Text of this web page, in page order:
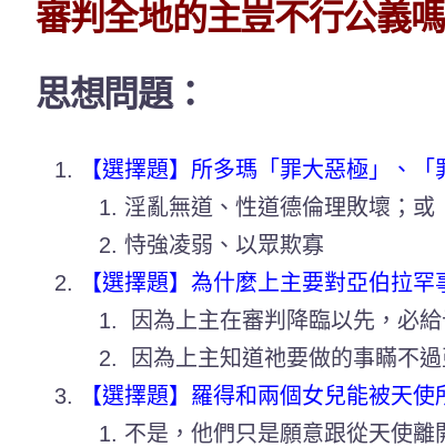
審判全地的主豈不行公義嗎
思想問題：
【選擇題】所多瑪「罪大惡極」、
淫亂無道、性道德倫理敗壞；或
恃強凌弱、以眾欺寡
【選擇題】 為什麼上主要對亞伯拉罕
因為上主在審判降臨以先，必
因為上主知道祂要做的事瞞不
【選擇題】羅得和兩個女兒能被天
不是，他們只是願意跟從天使離